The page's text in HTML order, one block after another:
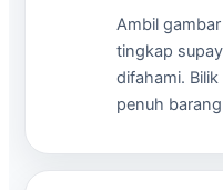
Ambil
tingkap
difahami.
penuh